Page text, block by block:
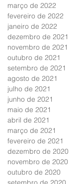
março de 2022
fevereiro de 2022
janeiro de 2022
dezembro de 2021
novembro de 2021
outubro de 2021
setembro de 2021
agosto de 2021
julho de 2021
junho de 2021
maio de 2021
abril de 2021
março de 2021
fevereiro de 2021
dezembro de 2020
novembro de 2020
outubro de 2020